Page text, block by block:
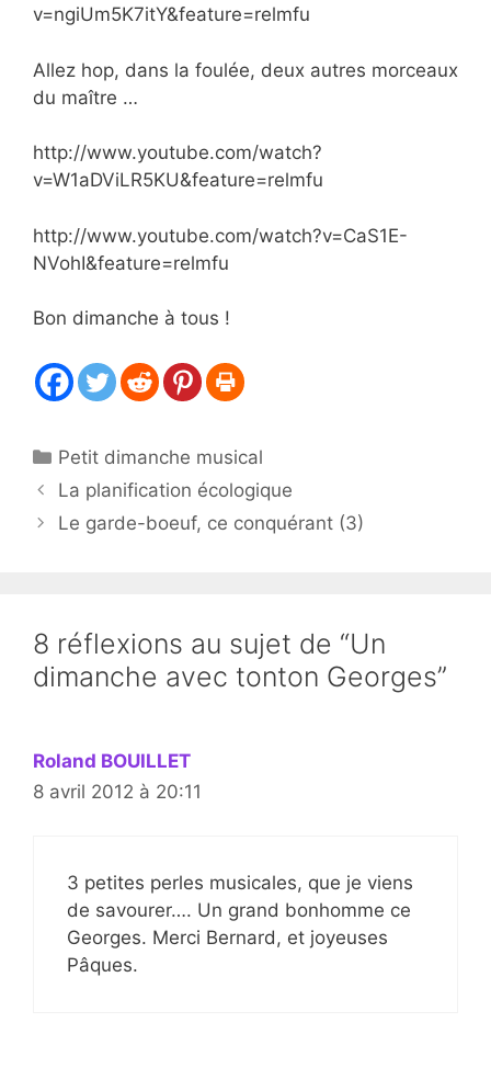
v=ngiUm5K7itY&feature=relmfu
Allez hop, dans la foulée, deux autres morceaux
du maître …
http://www.youtube.com/watch?
v=W1aDViLR5KU&feature=relmfu
http://www.youtube.com/watch?v=CaS1E-
NVohI&feature=relmfu
Bon dimanche à tous !
Catégories
Petit dimanche musical
La planification écologique
Le garde-boeuf, ce conquérant (3)
8 réflexions au sujet de “Un
dimanche avec tonton Georges”
Roland BOUILLET
8 avril 2012 à 20:11
3 petites perles musicales, que je viens
de savourer…. Un grand bonhomme ce
Georges. Merci Bernard, et joyeuses
Pâques.